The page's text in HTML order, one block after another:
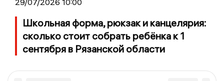
Школьная форма, рюкзак и канцелярия:
сколько стоит собрать ребёнка к 1
сентября в Рязанской области